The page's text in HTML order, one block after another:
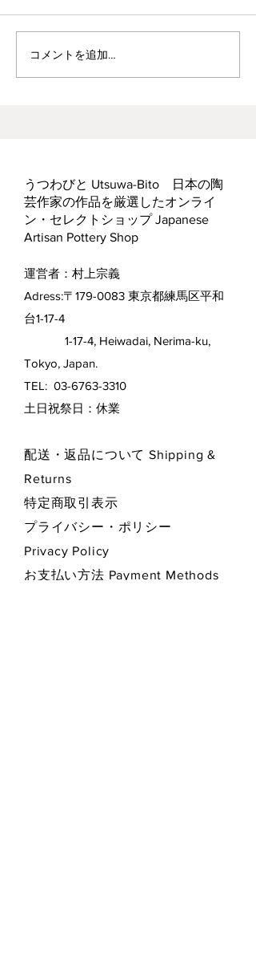
ヘス&あかね夫妻 ２人展
コメントを追加…
うつわびと Utsuwa-Bito 日本の陶
芸作家の作品を厳選したオンライ
ン・セレクトショップ Japanese
Artisan Pottery Shop
運営者：村上宗義
Adress:〒179-0083 東京都練馬区平和
台1-17-4
1-17-4, Heiwadai, Nerima-ku,
Tokyo, Japan.
TEL: 03-6763-3310
​土日祝祭日：休業
配送・返品について Shipping &
Returns
特定商取引表示
プライバシー・ポリシー
Privacy Policy
お支払い方法 Payment Methods